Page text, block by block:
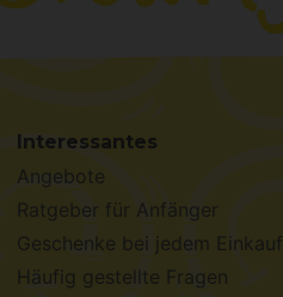
Interessantes
Angebote
Ratgeber für Anfänger
Geschenke bei jedem Einkauf
Häufig gestellte Fragen